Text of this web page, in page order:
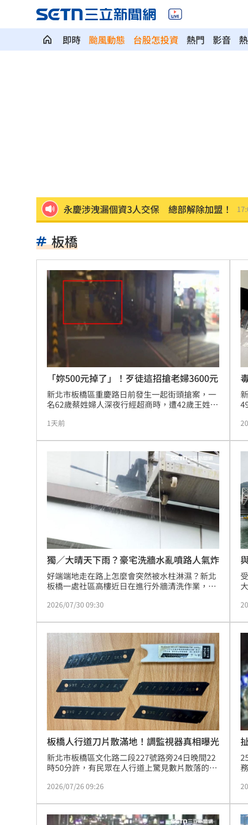
即時 颱風動態 台股怎投資 熱門 影音
iPhone 17 Pro空機下殺 三星S26+降近8千
鴻海最強單月營收 兆元企業挑戰月營收兆
中國祭出入境新規 陸委會示警兩類人士
指追星沒邊界！西村力挨批：獨厚國外粉絲
南韓軍方：北韓朝「日本海」發射彈道飛彈
獨／全台最大鍍膜店保養 遭重踩拉轉試車
PO柯文哲慶生照！陳佩琪曝「開了新存摺」
全網最醜邊牧被帶走了！狗爸媽焦慮到送醫
金門縣民卡全面數位化！悠遊付綁定享便利
傳離婚檢場、女兒非親生 李翊君露面回應
豪宅價格鬆動！台北之星跌破200萬元
Elly突辣洩性感裸背 釣出親媽小S說話了
LIVE三立+24小時直播 15:27
三立iNEWS新聞台線上直播 18:00
市場到酒場料理！可果美蕃茄醬創無限可能
油品食安事件引關注 挑選保健食品要注意
酷澎「爸氣父親節」國際官方品牌齊聚 11:00
罕病博士彭士齊 輪椅上的生命覺醒！ 11:00
板橋
「妳500元掉了」！歹徒這招搶老婦3600元
新北市板橋區重慶路日前發生一起街頭搶案，一
名62歲蔡姓婦人深夜行經超商時，遭42歲王姓男
清點時強行搶走並逃逸。被害人立即大聲呼救並
鎖定嫌犯，僅花10分鐘便於館前東路將王男逮捕
歸案。據了解，王男有搶奪及強盜前科，此次疑
因失業缺錢而心生歹念，全案訊後已依搶奪罪嫌
移送法辦，警方也呼籲民眾深夜行走務必提高警
覺，財不露白以防成為歹徒下手目標。
1天前
獨／大晴天下雨？豪宅洗牆水亂噴路人氣炸
好端端地走在路上怎麼會突然被水柱淋濕？新北
板橋一處社區高樓近日在進行外牆清洗作業，但
濺到道路上彷彿下起大雨，路人經過慘成落湯
2026/07/30 09:30
漲
板橋人行道刀片散滿地！調監視器真相曝光
新北市板橋區文化路二段227號路旁24日晚間22
時50分許，有民眾在人行道上驚見數片散落的美
即將刀片收妥並報警處理。警方獲報後調閱周邊
盒，遭颱風外圍環流的大風吹落至路面，後續將
前往該址確認。
2026/07/26 09:26